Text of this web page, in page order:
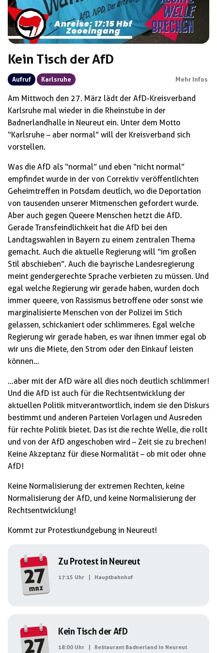
Kein Tisch der AfD
Aufruf Karlsruhe Mehr Infos
Am Mittwoch den 27. März lädt der AfD-Kreisverband
Karlsruhe mal wieder in die Rheinstube in der
Badnerlandhalle in Neureut ein. Unter dem Motto
“Karlsruhe – aber normal” will der Kreisverband sich
vorstellen.
Was die AfD als “normal” und eben “nicht normal”
empfindet wurde in der von Correktiv veröffentlichten
Geheimtreffen in Potsdam deutlich, wo die Deportation
von tausenden unserer Mitmenschen gefordert wurde.
Aber auch gegen Queere Menschen hetzt die AfD.
Gerade Transfeindlichkeit hat die AfD bei den
Landtagswahlen in Bayern zu einem zentralen Thema
gemacht. Auch die aktuelle Regierung will “im großen
Stil abschieben”. Auch die bayrische Landesregierung
meint gendergerechte Sprache verbieten zu müssen. Und
egal welche Regierung wir gerade haben, wurden doch
immer queere, von Rassismus betroffene oder sonst wie
marginalisierte Menschen von der Polizei im Stich
gelassen, schickaniert oder schlimmeres. Egal welche
Regierung wir gerade haben, es war ihnen immer egal ob
wir uns die Miete, den Strom oder den Einkauf leisten
können…
…aber mit der AfD wäre all dies noch deutlich schlimmer!
Und die AfD ist auch für die Rechtsentwicklung der
aktuellen Politik mitverantwortlich, indem sie den Diskurs
bestimmt und anderen Parteien Vorlagen und Ausreden
für rechte Politik bietet. Das ist die rechte Welle, die rollt
und von der AfD angeschoben wird – Zeit sie zu brechen!
Keine Akzeptanz für diese Normalität – ob mit oder ohne
AfD!
Keine Normalisierung der extremen Rechten, keine
Normalisierung der AfD, und keine Normalisierung der
Rechtsentwicklung!
Kommt zur Protestkundgebung in Neureut!
mrz
27
Zu Protest in Neureut
17:15 Uhr Hauptbahnhof
27
Kein Tisch der AfD
18:00 Uhr Restaurant Badnerland in Neureut